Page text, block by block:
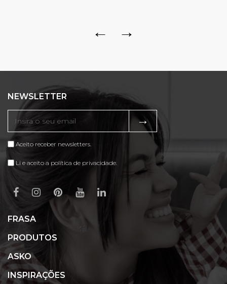
← →
NEWSLETTER
→
Aceito receber newsletters.
Li e aceito a política de privacidade.
FRASA
PRODUTOS
ASKO
INSPIRAÇÕES